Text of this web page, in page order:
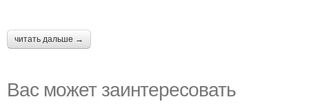
читать дальше →
Вас может заинтересовать